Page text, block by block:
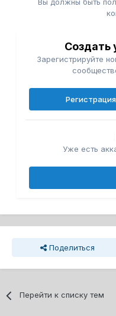
Вы должны быть
Создать
Зарегистрируйте
Уже есть
Поделиться
Перейти к списку тем